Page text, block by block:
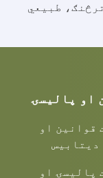
طبیعي
او پالیسۍ
قوانین او
دیتابیس
پالیسۍ او